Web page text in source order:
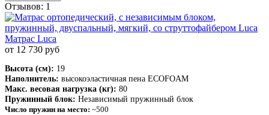
Отзывов: 1
Матрас Luca
от 12 730 руб
Высота (см): 19
Наполнитель: высокоэластичная пена ECOFOAM
Макс. весовая нагрузка (кг): 80
Пружинный блок: Независимый пружинный блок
Число пружин на место: ~500